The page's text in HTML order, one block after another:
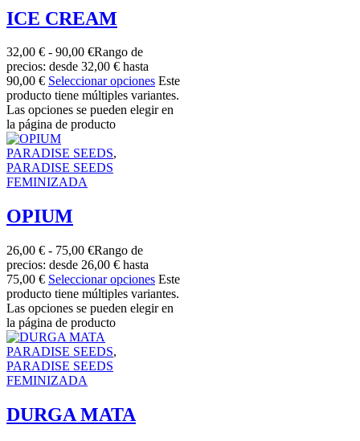
ICE CREAM
32,00 € - 90,00 €Rango de
precios: desde 32,00 € hasta
90,00 € Seleccionar opciones Este
producto tiene múltiples variantes.
Las opciones se pueden elegir en
la página de producto
PARADISE SEEDS,
PARADISE SEEDS
FEMINIZADA
OPIUM
26,00 € - 75,00 €Rango de
precios: desde 26,00 € hasta
75,00 € Seleccionar opciones Este
producto tiene múltiples variantes.
Las opciones se pueden elegir en
la página de producto
PARADISE SEEDS,
PARADISE SEEDS
FEMINIZADA
DURGA MATA